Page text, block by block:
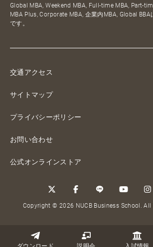
Global MBA, Weekend MBA, Full-time MBA, Part-
MBA Plus, Corporate MBA, 企業内MBA, Global
です。
交通アクセス
サイトマップ
プライバシーポリシー
お問い合わせ
公式オンラインストア
Copyright © 2026 NUCB Business School. All